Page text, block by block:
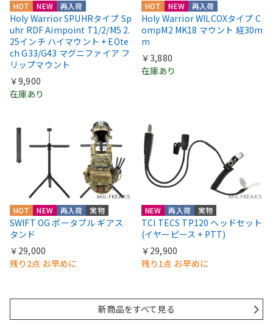
HOT NEW 再入荷
Holy Warrior SPUHRタイプ Sp
uhr RDF Aimpoint T1/2/M5 2.
25インチ ハイマウント + EOte
ch G33/G43 マグニファイア フ
リップマウント
￥9,900
在庫あり
HOT NEW 再入荷
Holy Warrior WILCOXタイプ C
ompM2 MK18 マウント 経30m
m
￥3,880
在庫あり
HOT NEW 再入荷 実物
SWIFT OG ポータブル ギアス
タンド
￥29,000
残り2点 お早めに
NEW 再入荷 実物
TCI TECS TP120 ヘッドセット
(イヤーピース + PTT)
￥29,900
残り1点 お早めに
新商品をすべて見る